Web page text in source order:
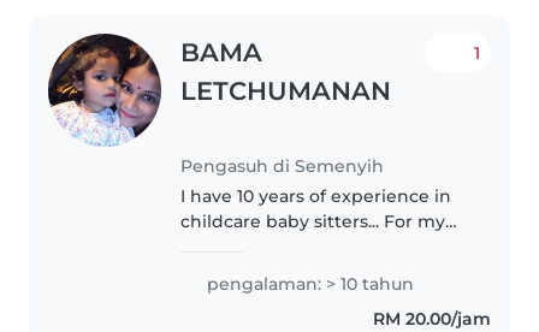
BAMA
LETCHUMANAN
Pengasuh di Semenyih
1
I have 10 years of experience in
childcare baby sitters... For my
toodler...i can take care the kids
as well as my kids... I can do
pengalaman: > 10 tahun
RM 20.00/jam